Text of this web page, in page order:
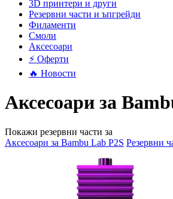
3D принтери и други
Резервни части и ъпгрейди
Филаменти
Смоли
Аксесоари
⚡ Оферти
🔥 Новости
Аксесоари за
Покажи резервни части за
Аксесоари за Bambu Lab P2S Резервни